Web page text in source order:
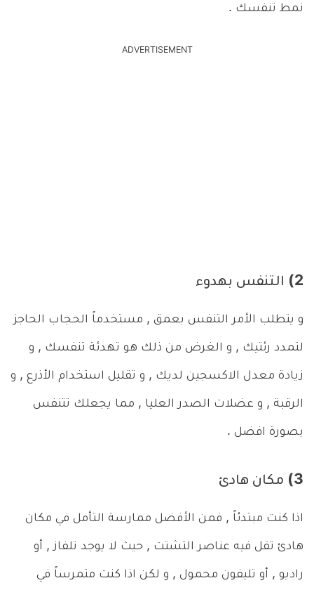
نمط تنفسك .
ADVERTISEMENT
2) التنفس بهدوء
و يتطلب الأمر التنفس بعمق , مستخدماً الحجاب الحاجز
لتمدد رئتيك , و الغرض من ذلك هو تهدئة تنفسك , و
زيادة معدل الاكسجين لديك , و تقليل استخدام الأذرع , و
الرقبة , و عضلات الصدر العليا , مما يجعلك تتنفس
بصورة افضل .
3) مكان هادئ
اذا كنت مبتدئاً , فمن الأفضل ممارسة التأمل في مكان
هادئ تقل فيه عناصر التشتت , حيث لا يوجد تلفاز , أو
راديو , أو تليفون محمول , و لكن اذا كنت متمرساً في